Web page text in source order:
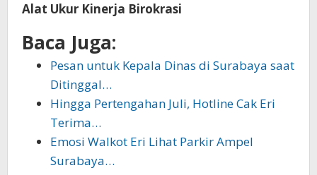
Alat Ukur Kinerja Birokrasi
Baca Juga:
Pesan untuk Kepala Dinas di Surabaya saat
Ditinggal…
Hingga Pertengahan Juli, Hotline Cak Eri
Terima…
Emosi Walkot Eri Lihat Parkir Ampel
Surabaya…